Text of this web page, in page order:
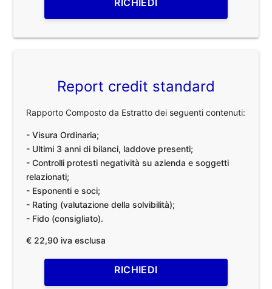
RICHIEDI
Report credit standard
Rapporto Composto da Estratto dei seguenti contenuti:
- Visura Ordinaria;
- Ultimi 3 anni di bilanci, laddove presenti;
- Controlli protesti negatività su azienda e soggetti
relazionati;
- Esponenti e soci;
- Rating (valutazione della solvibilità);
- Fido (consigliato).
€ 22,90 iva esclusa
RICHIEDI